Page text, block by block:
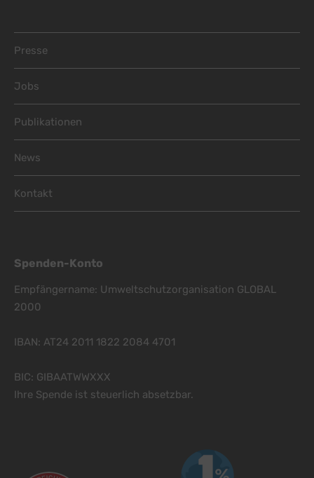
Presse
Jobs
Publikationen
News
Kontakt
Spenden-Konto
Empfängername: Umweltschutzorganisation GLOBAL
2000
IBAN: AT24 2011 1822 2084 4701
BIC: GIBAATWWXXX
Ihre Spende ist steuerlich absetzbar.